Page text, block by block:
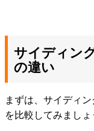
サイディン
の違い
まずは、サイディ
を比較してみましょ